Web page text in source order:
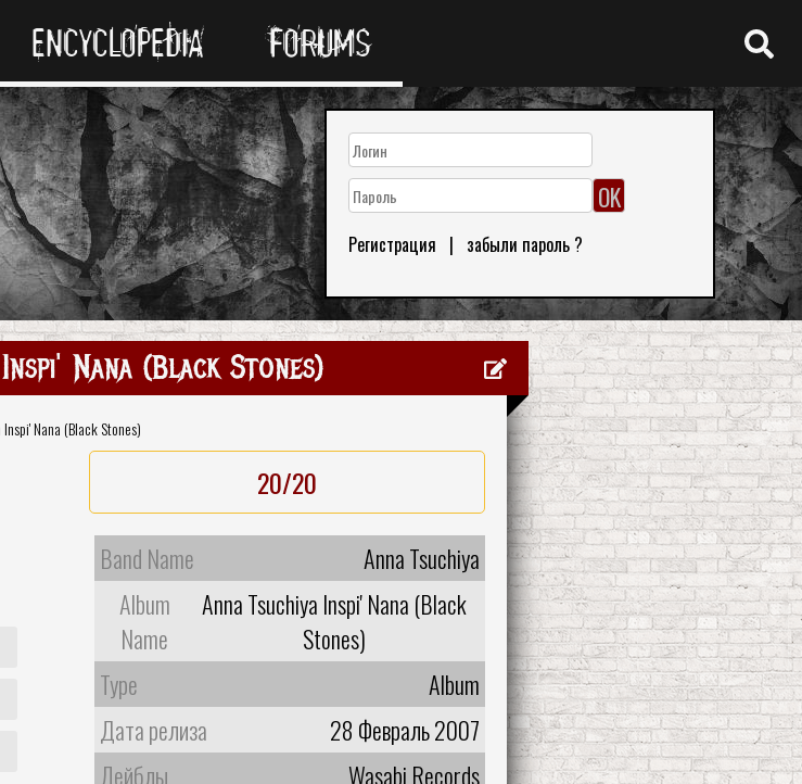
ENCYCLOPEDIA FORUMS
Регистрация | забыли пароль ?
Nana (Black Stones)
Nana (Black Stones)
20/20
Band Name
Anna Tsuchiya
Album
Name
Anna Tsuchiya Inspi' Nana (Black
Stones)
Type
Album
Дата релиза
28 Февраль 2007
Лейблы
Wasabi Records